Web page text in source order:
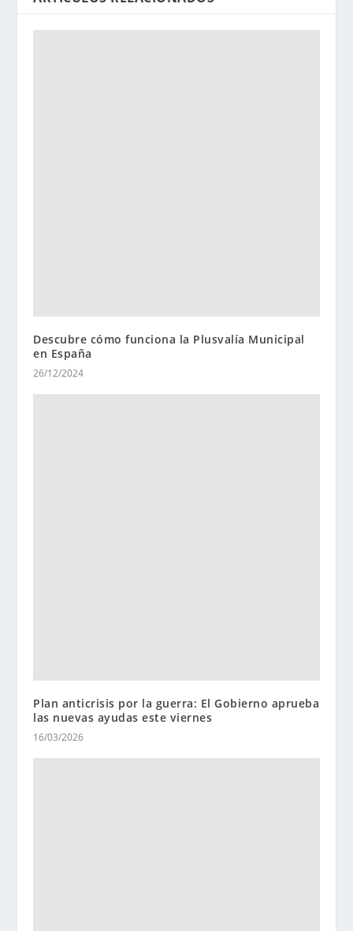
Descubre cómo funciona la Plusvalía Municipal
en España
26/12/2024
Plan anticrisis por la guerra: El Gobierno aprueba
las nuevas ayudas este viernes
16/03/2026